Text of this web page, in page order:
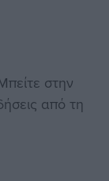
στην
από τη